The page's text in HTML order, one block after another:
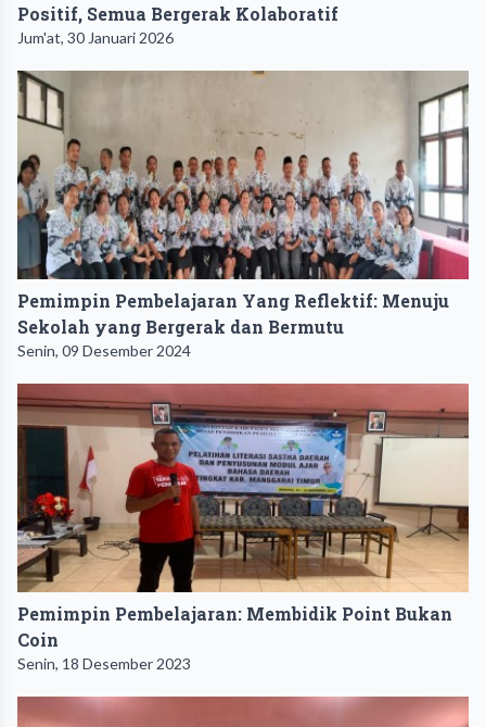
Positif, Semua Bergerak Kolaboratif
Jum'at, 30 Januari 2026
Pemimpin Pembelajaran Yang Reflektif: Menuju
Sekolah yang Bergerak dan Bermutu
Senin, 09 Desember 2024
Pemimpin Pembelajaran: Membidik Point Bukan
Coin
Senin, 18 Desember 2023